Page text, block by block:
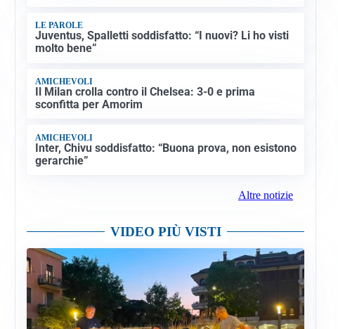
LE PAROLE
Juventus, Spalletti soddisfatto: “I nuovi? Li ho visti
molto bene”
AMICHEVOLI
Il Milan crolla contro il Chelsea: 3-0 e prima
sconfitta per Amorim
AMICHEVOLI
Inter, Chivu soddisfatto: “Buona prova, non esistono
gerarchie”
Altre notizie
VIDEO PIÙ VISTI